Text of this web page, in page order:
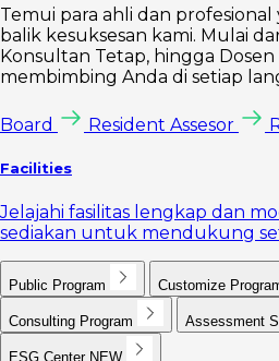
Temui para ahli dan
balik kesuksesan kami. Mulai
Konsultan Tetap, hingga Dosen
membimbing Anda di setiap
Board Resident Assesor
Facilities
Jelajahi fasilitas lengkap dan
sediakan untuk mendukung
Public Program Customize
Consulting Program Assessment
ESG Center NEW